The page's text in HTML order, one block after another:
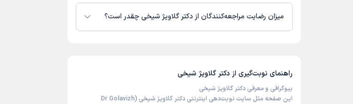
میزان رضایت مراجعه‌کنندگان از دکتر گلاویژ شیخی چقدر است؟
راهنمای نوبت‌گیری از دکتر گلاویژ شیخی
بیوگرافی و معرفی دکتر گلاویژ شیخی
این صفحه مثل سایت نوبت‌دهی اینترنتی دکتر گلاویژ شیخی (Dr Golavizh